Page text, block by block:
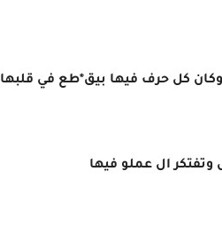
كل حرف فيها بيق*طع في قلبها
ال عملو فيها